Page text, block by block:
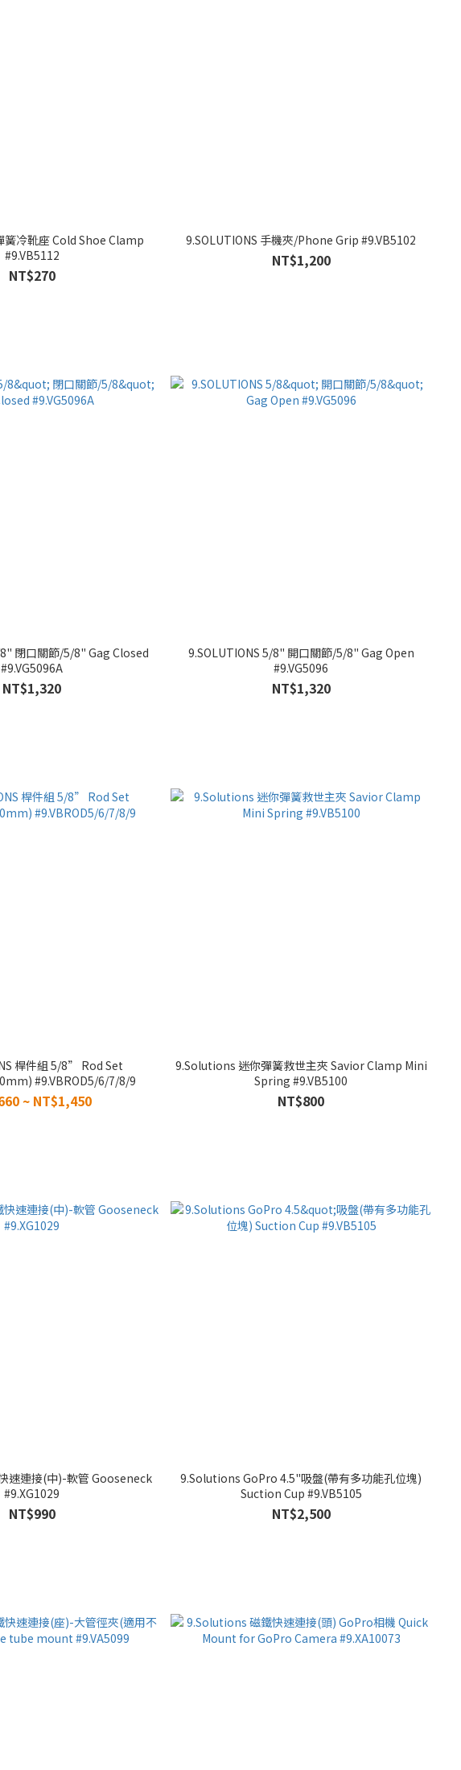
簧冷靴座 Cold Shoe Clamp
#9.VB5112
NT$270
9.SOLUTIONS 手機夾/Phone Grip #9.VB5102
NT$1,200
閉口關節/5/8" Gag Closed
#9.VG5096A
NT$1,320
9.SOLUTIONS 5/8" 開口關節/5/8" Gag Open
#9.VG5096
NT$1,320
5/8” Rod Set
#9.VBROD5/6/7/8/9
~ NT$1,450
9.Solutions 迷你彈簧救世主夾 Savior Clamp Mini
Spring #9.VB5100
NT$800
速連接(中)-軟管 Gooseneck
#9.XG1029
NT$990
9.Solutions GoPro 4.5"吸盤(帶有多功能孔位塊)
Suction Cup #9.VB5105
NT$2,500